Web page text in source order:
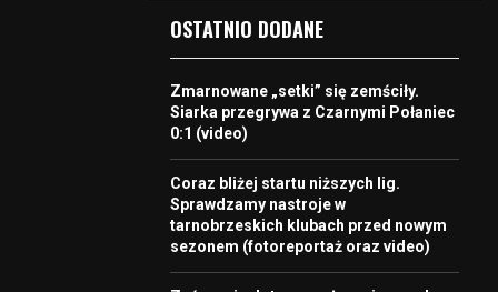
OSTATNIO DODANE
Zmarnowane „setki” się zemściły.
Siarka przegrywa z Czarnymi Połaniec
0:1 (video)
Coraz bliżej startu niższych lig.
Sprawdzamy nastroje w
tarnobrzeskich klubach przed nowym
sezonem (fotoreportaż oraz video)